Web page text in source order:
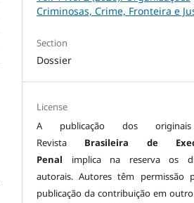
Criminosas, Crime, Fronteira e
Section
Dossier
License
A publicação dos
Revista Brasileira de
Penal implica na reserva os
autorais. Autores têm permissão
publicação da contribuição em